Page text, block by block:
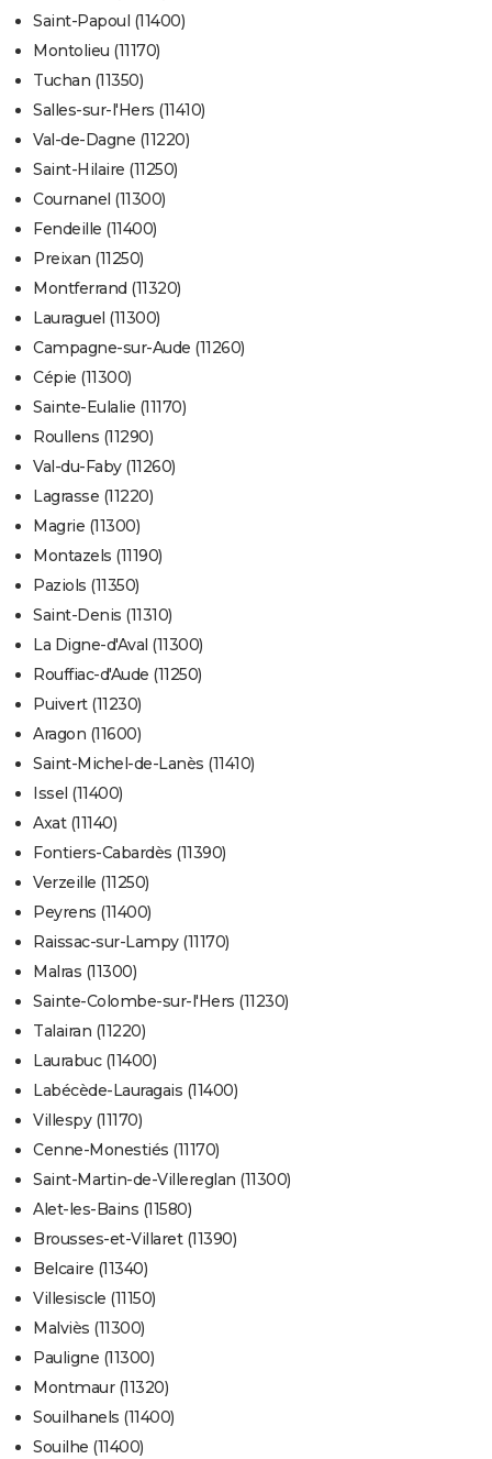
Saint-Papoul (11400)
Montolieu (11170)
Tuchan (11350)
Salles-sur-l'Hers (11410)
Val-de-Dagne (11220)
Saint-Hilaire (11250)
Cournanel (11300)
Fendeille (11400)
Preixan (11250)
Montferrand (11320)
Lauraguel (11300)
Campagne-sur-Aude (11260)
Cépie (11300)
Sainte-Eulalie (11170)
Roullens (11290)
Val-du-Faby (11260)
Lagrasse (11220)
Magrie (11300)
Montazels (11190)
Paziols (11350)
Saint-Denis (11310)
La Digne-d'Aval (11300)
Rouffiac-d'Aude (11250)
Puivert (11230)
Aragon (11600)
Saint-Michel-de-Lanès (11410)
Issel (11400)
Axat (11140)
Fontiers-Cabardès (11390)
Verzeille (11250)
Peyrens (11400)
Raissac-sur-Lampy (11170)
Malras (11300)
Sainte-Colombe-sur-l'Hers (11230)
Talairan (11220)
Laurabuc (11400)
Labécède-Lauragais (11400)
Villespy (11170)
Cenne-Monestiés (11170)
Saint-Martin-de-Villereglan (11300)
Alet-les-Bains (11580)
Brousses-et-Villaret (11390)
Belcaire (11340)
Villesiscle (11150)
Malviès (11300)
Pauligne (11300)
Montmaur (11320)
Souilhanels (11400)
Souilhe (11400)